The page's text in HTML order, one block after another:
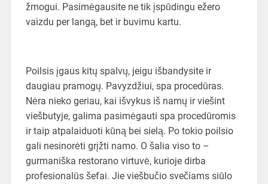
žmogui. Pasimėgausite ne tik įspūdingu ežero
vaizdu per langą, bet ir buvimu kartu.
Poilsis įgaus kitų spalvų, jeigu išbandysite ir
daugiau pramogų. Pavyzdžiui, spa procedūras.
Nėra nieko geriau, kai išvykus iš namų ir viešint
viešbutyje, galima pasimėgauti spa procedūromis
ir taip atpalaiduoti kūną bei sielą. Po tokio poilsio
gali nesinorėti grįžti namo. O šalia viso to –
gurmaniška restorano virtuvė, kurioje dirba
profesionalūs šefai. Jie viešbučio svečiams siūlo